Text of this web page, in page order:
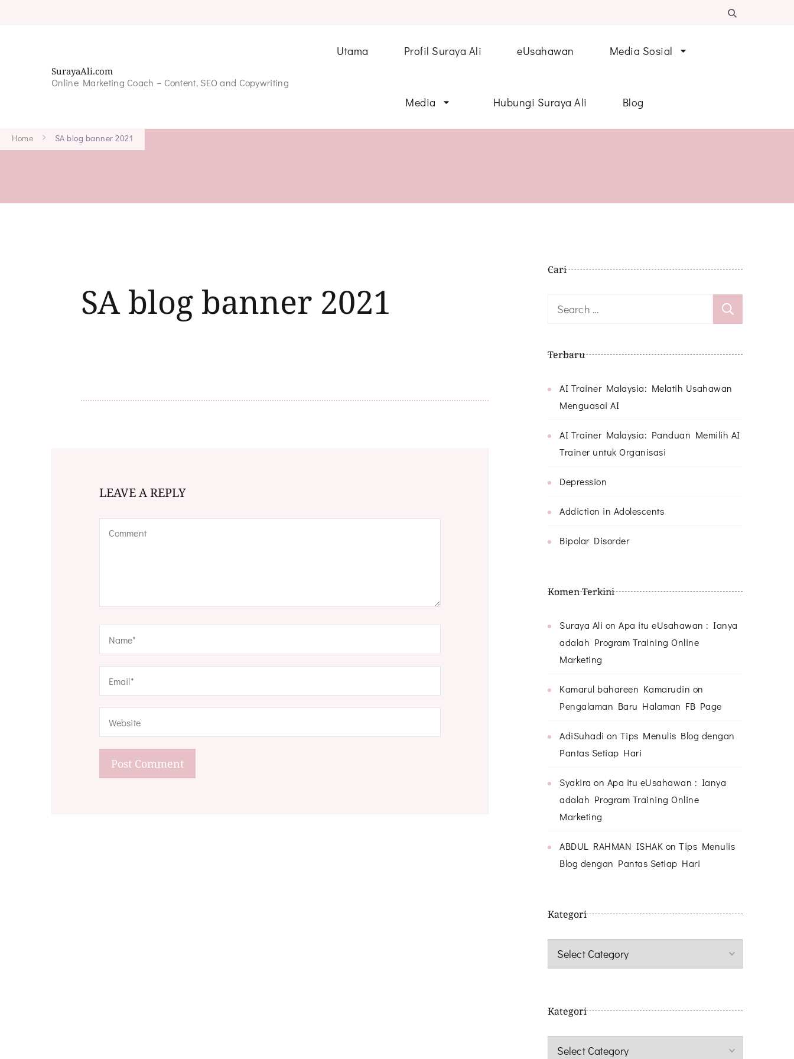
SurayaAli.com
Online Marketing Coach – Content, SEO and Copywriting
Utama Profil Suraya Ali eUsahawan Media Sosial
Media Hubungi Suraya Ali Blog
Home SA blog banner 2021
SA blog banner 2021
LEAVE A REPLY
Cari
Search
Terbaru
AI Trainer Malaysia: Melatih Usahawan
Menguasai AI
AI Trainer Malaysia: Panduan Memilih AI
Trainer untuk Organisasi
Depression
Addiction in Adolescents
Bipolar Disorder
Komen Terkini
Suraya Ali on Apa itu eUsahawan : Ianya
adalah Program Training Online
Marketing
Kamarul bahareen Kamarudin on
Pengalaman Baru Halaman FB Page
AdiSuhadi on Tips Menulis Blog dengan
Pantas Setiap Hari
Syakira on Apa itu eUsahawan : Ianya
adalah Program Training Online
Marketing
ABDUL RAHMAN ISHAK on Tips Menulis
Blog dengan Pantas Setiap Hari
Kategori
Kategori
Kategori
Kategori